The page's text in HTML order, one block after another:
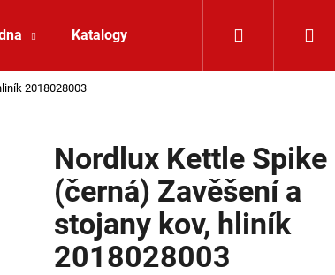
Katalogy
2018028003
Nordlux Kettle Spike
(černá) Zavěšení a
stojany kov, hliník
2018028003